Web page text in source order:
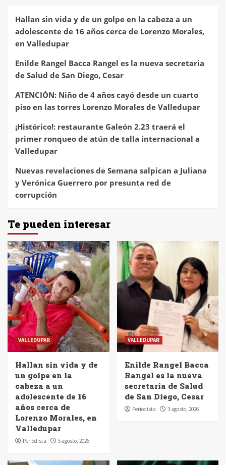
Hallan sin vida y de un golpe en la cabeza a un
adolescente de 16 años cerca de Lorenzo Morales,
en Valledupar
Enilde Rangel Bacca Rangel es la nueva secretaria
de Salud de San Diego, Cesar
ATENCIÓN: Niño de 4 años cayó desde un cuarto
piso en las torres Lorenzo Morales de Valledupar
¡Histórico!: restaurante Galeón 2.23 traerá el
primer ronqueo de atún de talla internacional a
Valledupar
Nuevas revelaciones de Semana salpican a Juliana
y Verónica Guerrero por presunta red de
corrupción
Te pueden interesar
VALLEDUPAR
Hallan sin vida y de
un golpe en la
cabeza a un
adolescente de 16
años cerca de
Lorenzo Morales, en
Valledupar
Periodista 5 agosto, 2026
VALLEDUPAR
Enilde Rangel Bacca
Rangel es la nueva
secretaria de Salud
de San Diego, Cesar
Periodista 3 agosto, 2026